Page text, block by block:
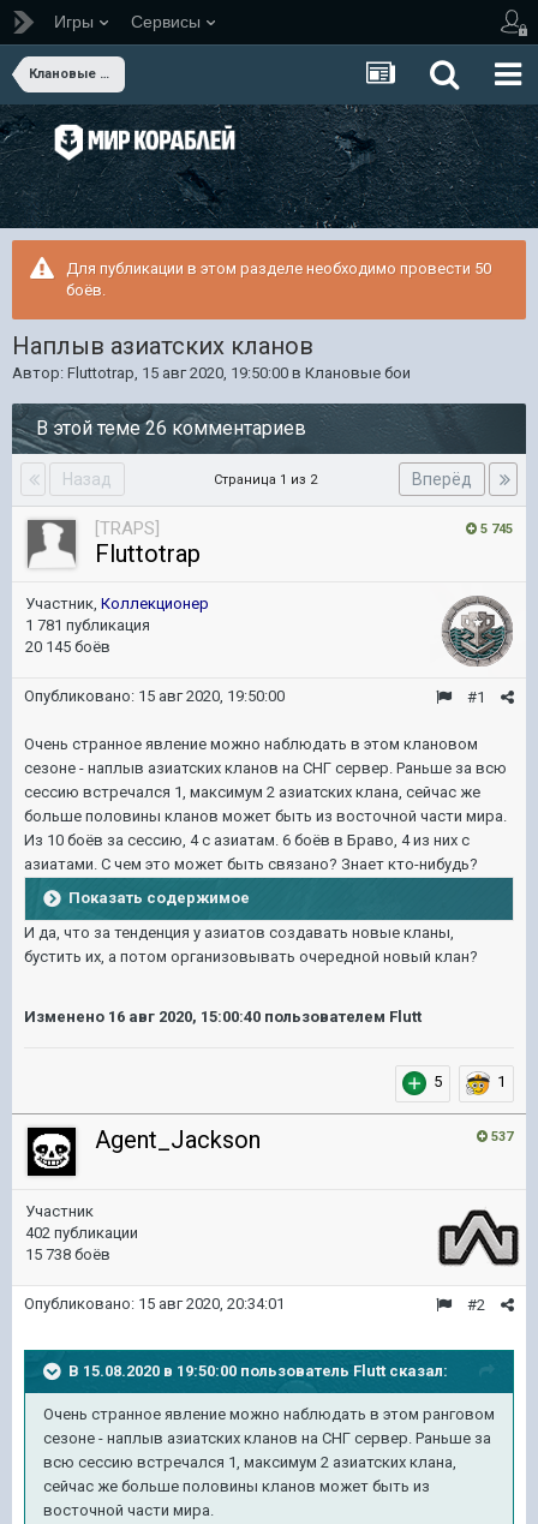
Игры Сервисы
Клановые бои
Для публикации в этом разделе необходимо провести 50
боёв.
Наплыв азиатских кланов
Автор: Fluttotrap, 15 авг 2020, 19:50:00 в Клановые бои
В этой теме 26 комментариев
Назад Вперёд
Страница 1 из 2
5 745
[TRAPS]
Fluttotrap
Участник, Коллекционер
1 781 публикация
20 145 боёв
#1
Опубликовано: 15 авг 2020, 19:50:00
Очень странное явление можно наблюдать в этом клановом
сезоне - наплыв азиатских кланов на СНГ сервер. Раньше за всю
сессию встречался 1, максимум 2 азиатских клана, сейчас же
больше половины кланов может быть из восточной части мира.
Из 10 боёв за сессию, 4 с азиатам. 6 боёв в Браво, 4 из них с
азиатами. С чем это может быть связано? Знает кто-нибудь?
Показать содержимое
И да, что за тенденция у азиатов создавать новые кланы,
бустить их, а потом организовывать очередной новый клан?
Изменено 16 авг 2020, 15:00:40 пользователем Flutt
5 1
537
Agent_Jackson
Участник
402 публикации
15 738 боёв
#2
Опубликовано: 15 авг 2020, 20:34:01
В 15.08.2020 в 19:50:00 пользователь Flutt сказал:
Очень странное явление можно наблюдать в этом ранговом
сезоне - наплыв азиатских кланов на СНГ сервер. Раньше за
всю сессию встречался 1, максимум 2 азиатских клана,
сейчас же больше половины кланов может быть из
восточной части мира.